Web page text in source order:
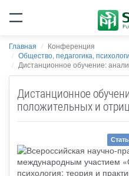
Главная
Конференция
Общество, педагогика,
Дистанционное обучение:
Дистанционное
положительных и